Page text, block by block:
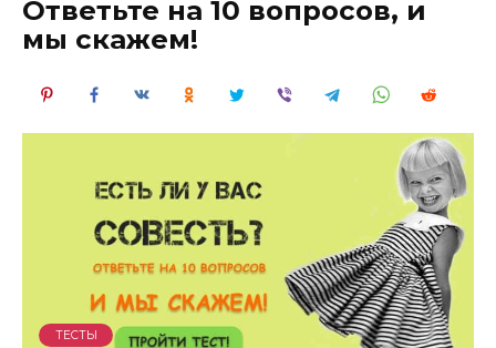
Ответьте на 10 вопросов, и
мы скажем!
ТЕСТЫ